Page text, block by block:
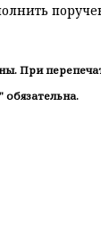
При